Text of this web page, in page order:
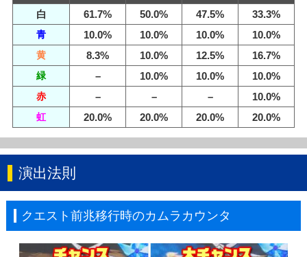
白
61.7% 50.0% 47.5% 33.3%
青 10.0% 10.0% 10.0% 10.0%
黄 8.3% 10.0% 12.5% 16.7%
緑 – 10.0% 10.0% 10.0%
赤 – – – 10.0%
虹 20.0% 20.0% 20.0% 20.0%
演出法則
クエスト前兆移行時のカムラカウンタ